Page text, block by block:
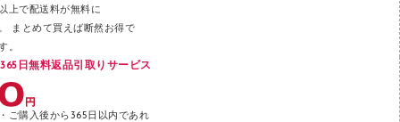
デスクトレー
上で配送料が無料に
まとめて買えば断然お得で
。
365日無料返品引取りサービス
ご購入後から365日以内であれ